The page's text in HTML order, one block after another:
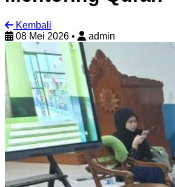
Kembali
08 Mei 2026 • admin